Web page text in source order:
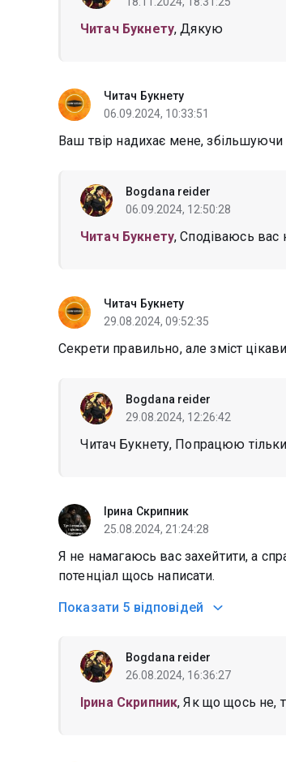
Читач Букнету, Дякую
Читач Букнету
06.09.2024, 10:33:51
Ваш твір надихає мене, збільшуючи
Bogdana reider
06.09.2024, 12:50:28
Читач Букнету, Сподіваюсь вас
Читач Букнету
29.08.2024, 09:52:35
Секрети правильно, але зміст
Bogdana reider
29.08.2024, 12:26:42
Читач Букнету, Попрацюю
Ірина Скрипник
25.08.2024, 21:24:28
Я не намагаюсь вас захейтити, а
потенціал щось написати.
Показати 5 відповідей
Bogdana reider
26.08.2024, 16:36:27
Ірина Скрипник, Як що щось не,